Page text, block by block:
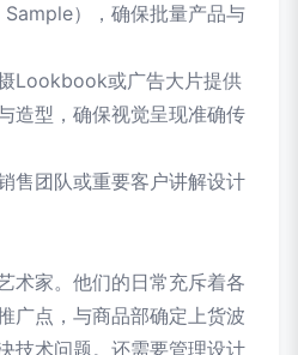
），确保批量产品与
Lookbook或广告大片提供
造型，确保视觉呈现准确传
售团队或重要客户讲解设计
术家。他们的日常充斥着各
广点，与商品部确定上货波
技术问题。还需要管理设计